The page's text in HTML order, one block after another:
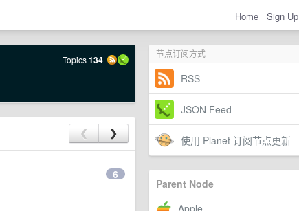
Home Sign Up
节点订阅方式
RSS
JSON Feed
使用 Planet 订阅节点更新
Parent Node
Topics134
❮ ❯
6